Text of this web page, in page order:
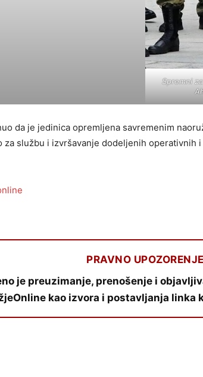
Spremni
da je jedinica opremljena savremenim
za službu i izvršavanje dodeljenih operativnih
PRAVNO UPOZORENJE
je preuzimanje, prenošenje i
kao izvora i postavljanja linka